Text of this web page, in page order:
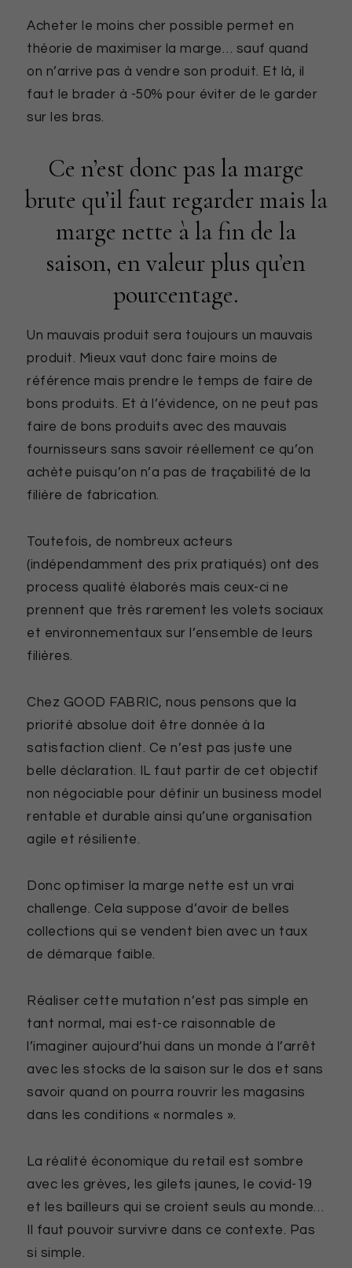
Acheter le moins cher possible permet en
théorie de maximiser la marge… sauf quand
on n’arrive pas à vendre son produit. Et là, il
faut le brader à -50% pour éviter de le garder
sur les bras.
Ce n’est donc pas la marge
brute qu’il faut regarder mais la
marge nette à la fin de la
saison, en valeur plus qu’en
pourcentage.
Un mauvais produit sera toujours un mauvais
produit. Mieux vaut donc faire moins de
référence mais prendre le temps de faire de
bons produits. Et à l’évidence, on ne peut pas
faire de bons produits avec des mauvais
fournisseurs sans savoir réellement ce qu’on
achète puisqu’on n’a pas de traçabilité de la
filière de fabrication.
Toutefois, de nombreux acteurs
(indépendamment des prix pratiqués) ont des
process qualité élaborés mais ceux-ci ne
prennent que très rarement les volets sociaux
et environnementaux sur l’ensemble de leurs
filières.
Chez GOOD FABRIC, nous pensons que la
priorité absolue doit être donnée à la
satisfaction client. Ce n’est pas juste une
belle déclaration. IL faut partir de cet objectif
non négociable pour définir un business model
rentable et durable ainsi qu’une organisation
agile et résiliente.
Donc optimiser la marge nette est un vrai
challenge. Cela suppose d’avoir de belles
collections qui se vendent bien avec un taux
de démarque faible.
Réaliser cette mutation n’est pas simple en
tant normal, mai est-ce raisonnable de
l’imaginer aujourd’hui dans un monde à l’arrêt
avec les stocks de la saison sur le dos et sans
savoir quand on pourra rouvrir les magasins
dans les conditions « normales ».
La réalité économique du retail est sombre
avec les grèves, les gilets jaunes, le covid-19
et les bailleurs qui se croient seuls au monde…
Il faut pouvoir survivre dans ce contexte. Pas
si simple.